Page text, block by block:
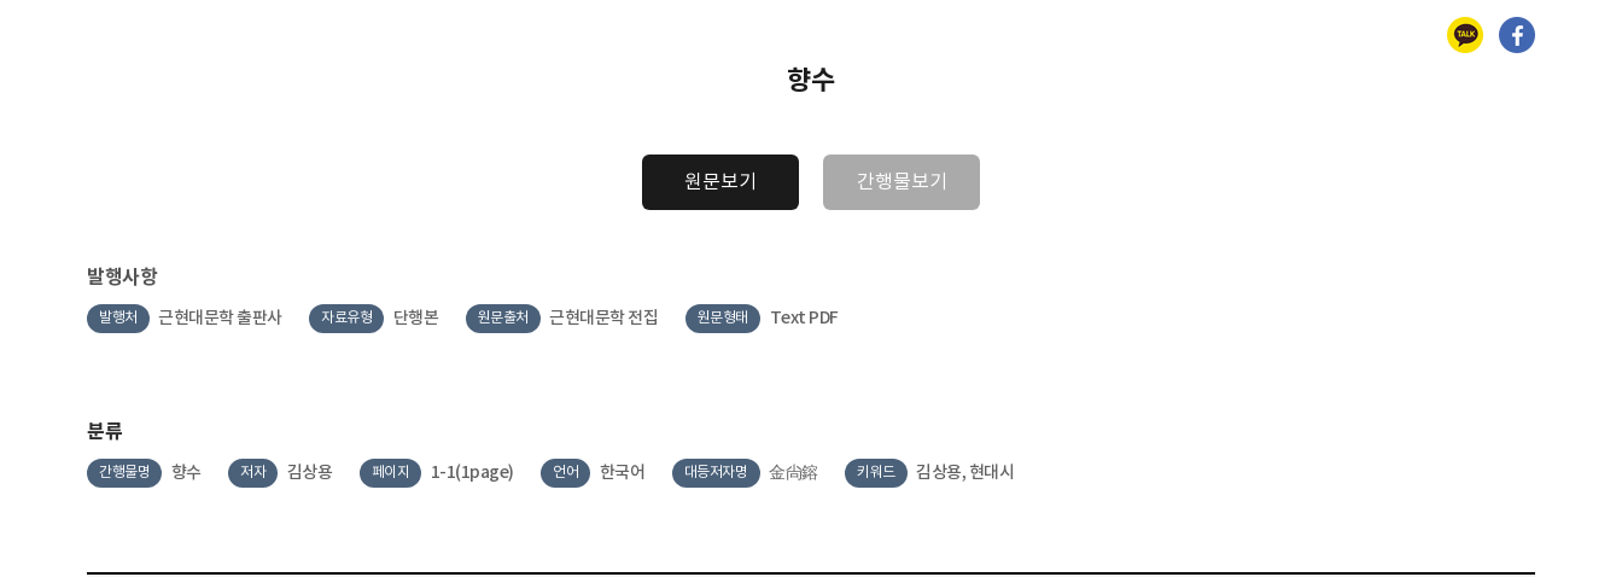
카카오톡 페이스북
향수
원문보기 간행물보기
발행사항
발행처 근현대문학 출판사 자료유형 단행본 원문출처 근현대문학 전집 원문형태 Text PDF
분류
간행물명 향수 저자 김상용 페이지 1-1(1page) 언어 한국어 대등저자명 金尙鎔 키워드 김상용, 현대시